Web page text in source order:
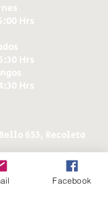
Hrs​
Hrs
Hrs
653, Recoleta
Facebook